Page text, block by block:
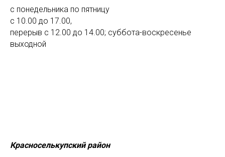
с понедельника по пятницу
с 10.00 до 17.00,
перерыв с 12.00 до 14.00; суббота-воскресенье
выходной
Красноселькупский район